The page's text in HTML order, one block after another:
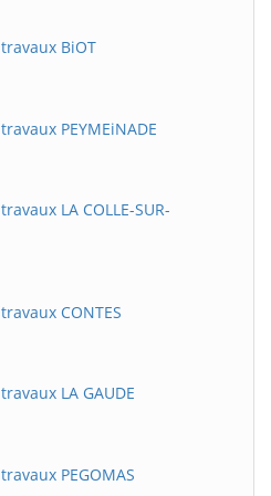
BiOT
PEYMEiNADE
LA COLLE-SUR-
CONTES
LA GAUDE
PEGOMAS